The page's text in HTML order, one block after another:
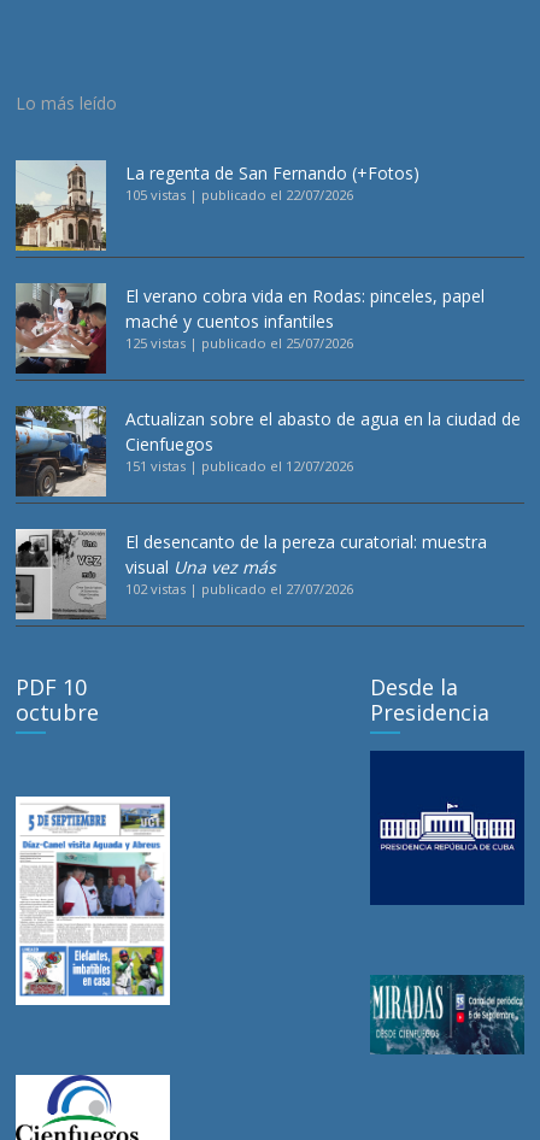
Lo más leído
La regenta de San Fernando (+Fotos)
105 vistas | publicado el 22/07/2026
El verano cobra vida en Rodas: pinceles, papel
maché y cuentos infantiles
125 vistas | publicado el 25/07/2026
Actualizan sobre el abasto de agua en la ciudad de
Cienfuegos
151 vistas | publicado el 12/07/2026
El desencanto de la pereza curatorial: muestra
visual Una vez más
102 vistas | publicado el 27/07/2026
PDF 10
octubre
Desde la
Presidencia